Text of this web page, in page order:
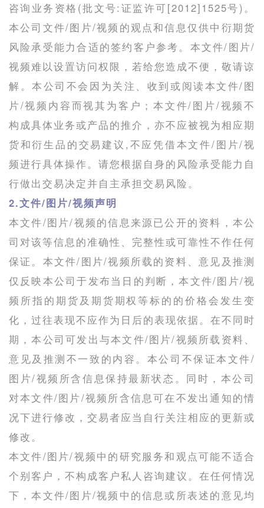
咨询业务资格(批文号:证监许可[2012]1525号)。
本公司文件/图片/视频的观点和信息仅供中衍期货
风险承受能力合适的签约客户参考。本文件/图片/
视频难以设置访问权限，若给您造成不便，敬请谅
解。本公司不会因为关注、收到或阅读本文件/图
片/视频内容而视其为客户；本文件/图片/视频不
构成具体业务或产品的推介，亦不应被视为相应期
货和衍生品的交易建议,不应凭借本文件/图片/视
频进行具体操作。请您根据自身的风险承受能力自
行做出交易决定并自主承担交易风险。
2.文件/图片/视频声明
本文件/图片/视频的信息来源已公开的资料，本公
司对该等信息的准确性、完整性或可靠性不作任何
保证。本文件/图片/视频所载的资料、意见及推测
仅反映本公司于发布当日的判断，本文件/图片/视
频所指的期货及期货期权等标的的价格会发生变
化，过往表现不应作为日后的表现依据。在不同时
期，本公司可发出与本文件/图片/视频所载资料、
意见及推测不一致的内容。本公司不保证本文件/
图片/视频所含信息保持最新状态。同时，本公司
对本文件/图片/视频所含信息可在不发出通知的情
况下进行修改，交易者应当自行关注相应的更新或
修改。
本文件/图片/视频中的研究服务和观点可能不适合
个别客户，不构成客户私人咨询建议。在任何情况
下，本文件/图片/视频中的信息或所表述的意见均